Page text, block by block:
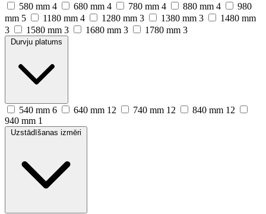
580 mm 4 680 mm 4 780 mm 4 880 mm 4
980
mm 5 1180 mm 4 1280 mm 3 1380 mm 3
1480 mm
3
1580 mm 3 1680 mm 3 1780 mm 3
Durvju platums
540 mm 6 640 mm 12 740 mm 12 840 mm 12
940 mm 1
Uzstādīšanas izmēri